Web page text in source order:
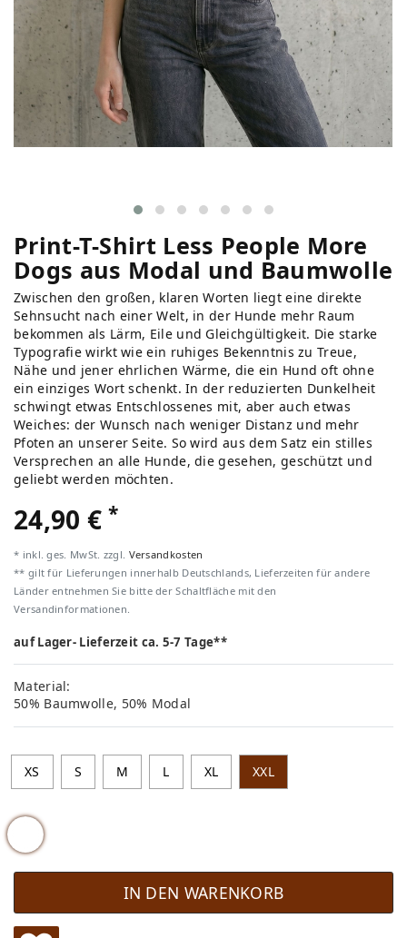
Print-T-Shirt Less People More
Dogs aus Modal und Baumwolle
Zwischen den großen, klaren Worten liegt eine direkte
Sehnsucht nach einer Welt, in der Hunde mehr Raum
bekommen als Lärm, Eile und Gleichgültigkeit. Die starke
Typografie wirkt wie ein ruhiges Bekenntnis zu Treue,
Nähe und jener ehrlichen Wärme, die ein Hund oft ohne
ein einziges Wort schenkt. In der reduzierten Dunkelheit
schwingt etwas Entschlossenes mit, aber auch etwas
Weiches: der Wunsch nach weniger Distanz und mehr
Pfoten an unserer Seite. So wird aus dem Satz ein stilles
Versprechen an alle Hunde, die gesehen, geschützt und
geliebt werden möchten.
24,90 €*
* inkl. ges. MwSt. zzgl. Versandkosten
** gilt für Lieferungen innerhalb Deutschlands, Lieferzeiten für andere
Länder entnehmen Sie bitte der Schaltfläche mit den
Versandinformationen.
auf Lager- Lieferzeit ca. 5-7 Tage**
Material:
50% Baumwolle, 50% Modal
XS S M L XL XXL
IN DEN WARENKORB